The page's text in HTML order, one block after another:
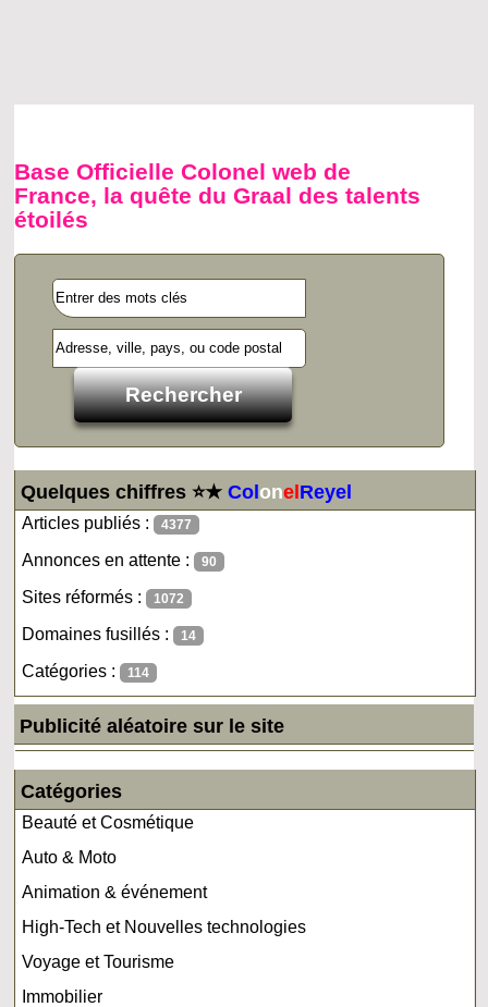
Base Officielle Colonel web de
France, la quête du Graal des talents
étoilés
Quelques chiffres ⭐★ColonelReyel
Articles publiés : 4377
Annonces en attente : 90
Sites réformés : 1072
Domaines fusillés : 14
Catégories : 114
Publicité aléatoire sur le site
Catégories
Beauté et Cosmétique
Auto & Moto
Animation & événement
High-Tech et Nouvelles technologies
Voyage et Tourisme
Immobilier